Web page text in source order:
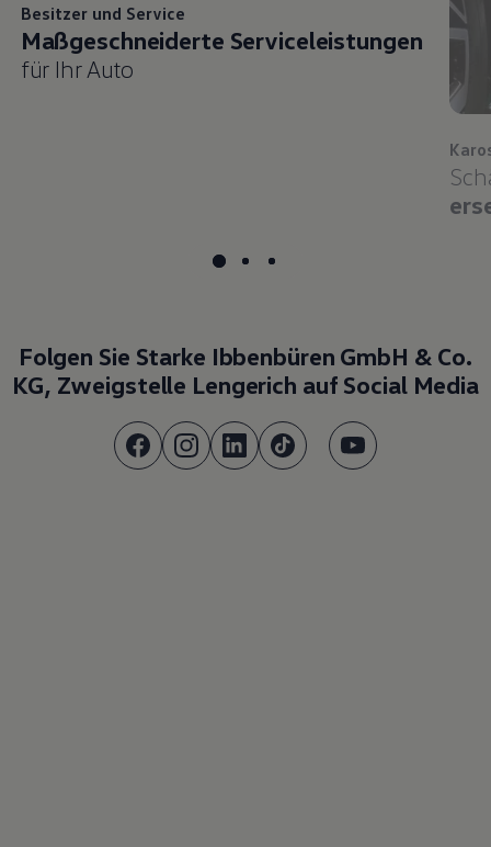
Besitzer und Service
Maßgeschneiderte Serviceleistungen
für Ihr Auto
Folgen Sie Starke Ibbenbüren GmbH & Co.
KG, Zweigstelle Lengerich auf Social Media